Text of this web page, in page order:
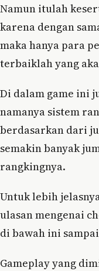
Namun itulah
karena dengan
maka hanya para
terbaiklah yang
Di dalam game ini
namanya sistem
berdasarkan dari
semakin banyak
rangkingnya.
Untuk lebih
ulasan mengenai
di bawah ini
Gameplay yang